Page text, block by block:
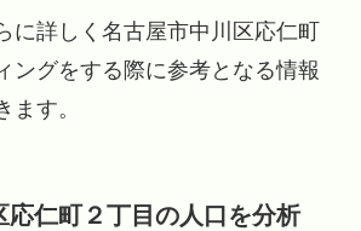
に詳しく名古屋市中川区応仁町
ングをする際に参考となる情報
ます。
応仁町２丁目の人口を分析